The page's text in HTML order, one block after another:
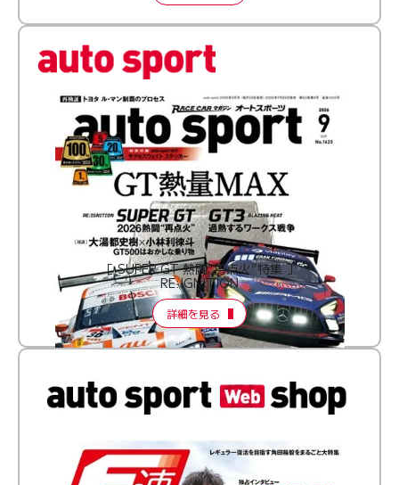
［ SUPER GT 熱闘“再点火”特集 ］
RE:IGNITION
詳細を見る